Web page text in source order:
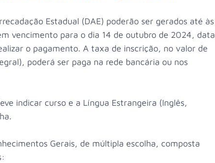
Estadual (DAE) poderão ser gerados até às
vencimento para o dia 14 de outubro de 2024, data
o pagamento. A taxa de inscrição, no valor de
poderá ser paga na rede bancária ou nos
indicar curso e a Língua Estrangeira (Inglês,
Gerais, de múltipla escolha, composta